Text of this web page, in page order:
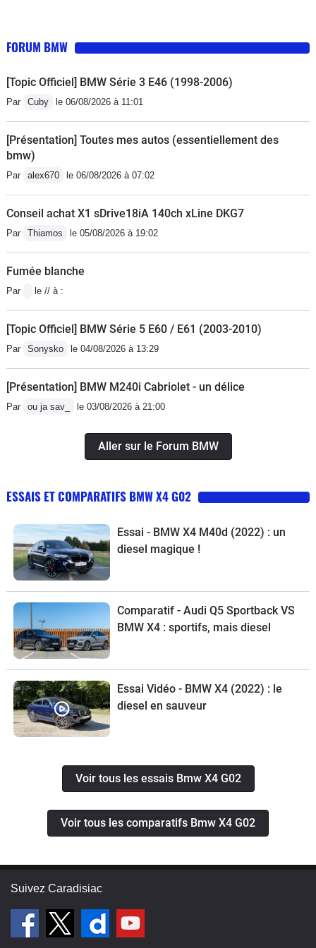
présentes. Malgré des relances au
avec ces quelques fuites qui me
chauffent le mollet gauche. Outre ce
contrôle usine réel (il m a fallu que
problème) l usage au quotidien et sa
véhicule de 80 000e en option. Les
suspensions sont dures comme
artaban, le cuir des sièges n est pas
même sur autoroute au moindre angle
de virage. Le système i BMW n est pas
compatible ni android car ni Apple car.
Le système de gestion de l ecran par
geste se met en fonctionnement de
manière incohérente. Les seuls points
des performances exemplaires.
FORUM BMW
[Topic Officiel] BMW Série 3 E46 (1998-2006)
Par Cuby le 06/08/2026 à 11:01
[Présentation] Toutes mes autos (essentiellement des
bmw)
Par alex670 le 06/08/2026 à 07:02
Conseil achat X1 sDrive18iA 140ch xLine DKG7
Par Thiamos le 05/08/2026 à 19:02
Fumée blanche
Par le // à :
[Topic Officiel] BMW Série 5 E60 / E61 (2003-2010)
Par Sonysko le 04/08/2026 à 13:29
[Présentation] BMW M240i Cabriolet - un délice
Par ou ja sav_ le 03/08/2026 à 21:00
Aller sur le Forum BMW
ESSAIS ET COMPARATIFS BMW X4 G02
Essai - BMW X4 M40d (2022) : un
diesel magique !
Comparatif - Audi Q5 Sportback VS
BMW X4 : sportifs, mais diesel
Essai Vidéo - BMW X4 (2022) : le
diesel en sauveur
Voir tous les essais Bmw X4 G02
Voir tous les comparatifs Bmw X4 G02
Suivez Caradisiac